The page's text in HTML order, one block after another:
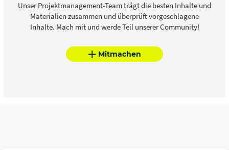
Unser Projektmanagement-Team trägt die besten Inhalte und
Materialien zusammen und überprüft vorgeschlagene
Inhalte. Mach mit und werde Teil unserer Community!
Mitmachen